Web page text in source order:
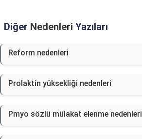
Diğer Nedenleri Yazıları
Reform nedenleri
Prolaktin yüksekliği nedenleri
Pmyo sözlü mülakat elenme nedenleri